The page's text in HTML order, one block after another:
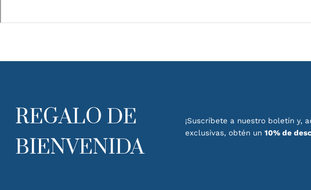
REGALO DE
BIENVENIDA
¡Suscríbete a nuestro boletín y,
exclusivas, obtén un 10% de